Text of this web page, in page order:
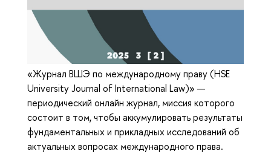
«Журнал ВШЭ по международному праву (HSE
University Journal of International Law)» —
периодический онлайн журнал, миссия которого
состоит в том, чтобы аккумулировать результаты
фундаментальных и прикладных исследований об
актуальных вопросах международного права.